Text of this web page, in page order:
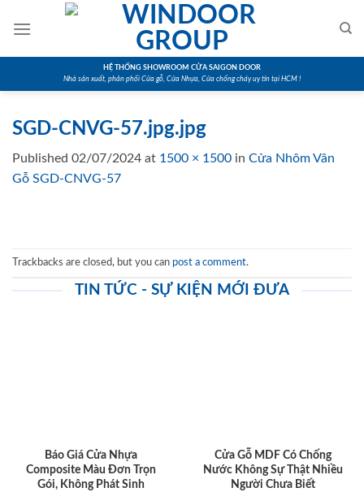
HỆ THỐNG SHOWROOM CỬA SAIGON DOOR
Nhà sản xuất, phân phối Cửa gỗ, Cửa Nhựa, Cửa chống cháy uy tín tại HCM !
SGD-CNVG-57.jpg.jpg
Published 02/07/2024 at 1500 × 1500 in Cửa Nhôm Vân
Gỗ SGD-CNVG-57
Trackbacks are closed, but you can post a comment.
TIN TỨC - SỰ KIỆN MỚI ĐƯA
Báo Giá Cửa Nhựa
Composite Màu Đơn Trọn
Gói, Không Phát Sinh
Cửa Gỗ MDF Có Chống
Nước Không Sự Thật Nhiều
Người Chưa Biết